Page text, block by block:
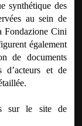
synthétique des
au sein de
Fondazione Cini
également
de documents
d’acteurs et de
sur le site de